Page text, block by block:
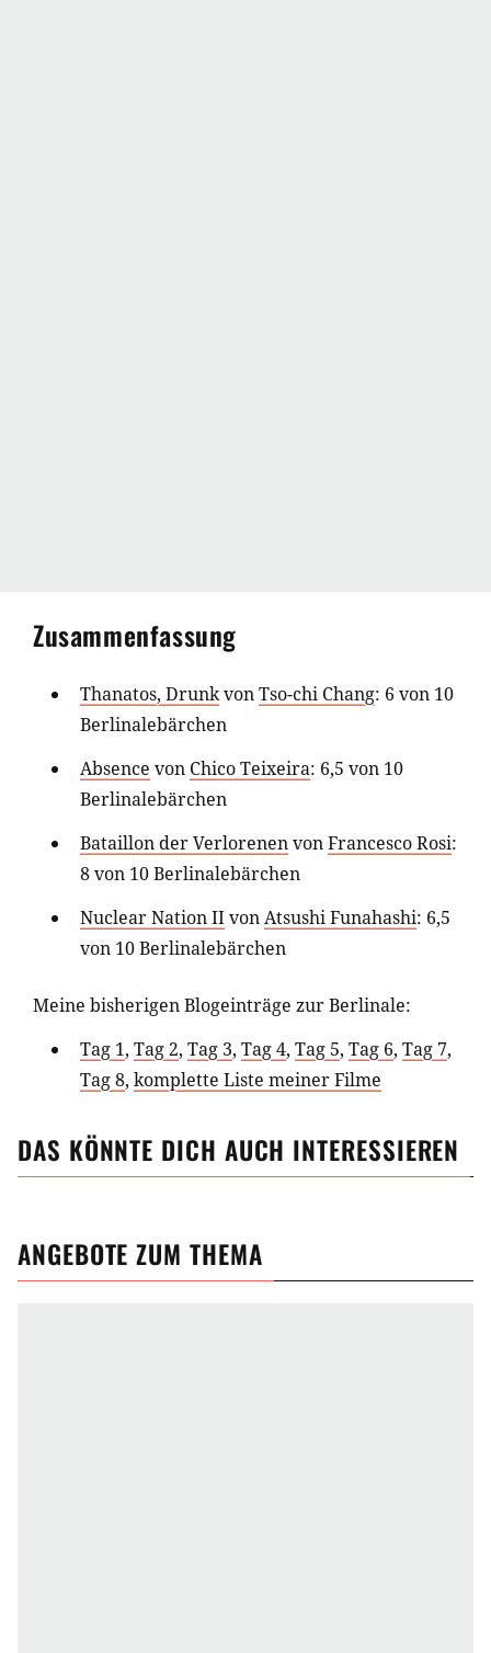
Zusammenfassung
Thanatos, DrunkvonTso-chi Chang: 6 von 10
Berlinalebärchen
Absence von Chico Teixeira: 6,5 von 10
Berlinalebärchen
Bataillon der VerlorenenvonFrancesco Rosi:
8 von 10 Berlinalebärchen
Nuclear Nation IIvonAtsushi Funahashi: 6,5
von 10 Berlinalebärchen
Meine bisherigen Blogeinträge zur Berlinale:
Tag 1, Tag 2, Tag 3, Tag 4, Tag 5, Tag 6, Tag 7,
Tag 8, komplette Liste meiner Filme
DAS KÖNNTE DICH AUCH INTERESSIEREN
ANGEBOTE ZUM THEMA